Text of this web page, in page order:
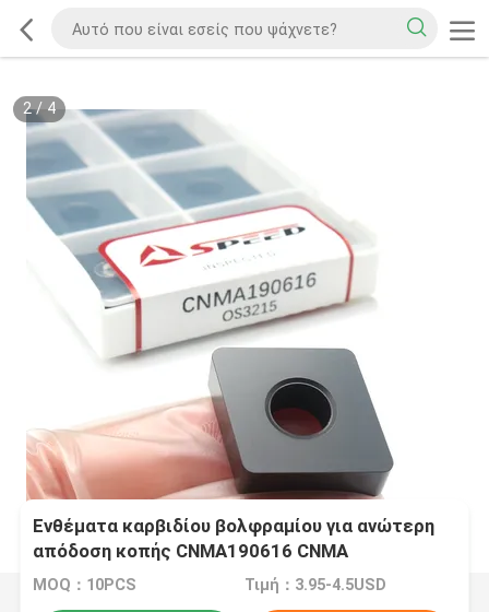
2/ 4
Ενθέματα καρβιδίου βολφραμίου για ανώτερη
απόδοση κοπής CNMA190616 CNMA
MOQ：10PCS Τιμή：3.95-4.5USD